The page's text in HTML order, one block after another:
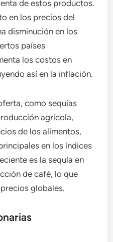
de estos productos.
en los precios del
disminución en los
países
los costos en
así en la inflación.
como sequías
agrícola,
de los alimentos,
en los índices
es la sequía en
de café, lo que
globales.